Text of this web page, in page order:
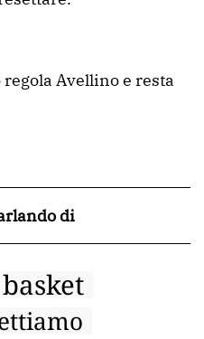
Avellino e resta
di
basket